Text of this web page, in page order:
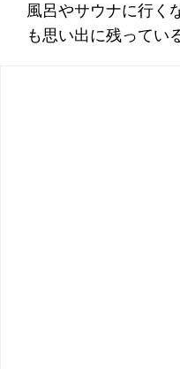
風呂やサウナに行く
も思い出に残ってい